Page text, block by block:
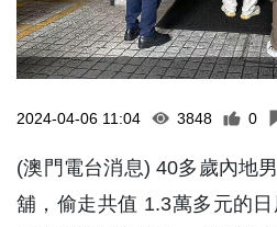
2024-04-06 11:04 3848 0
(澳門電台消息) 40多歲內地
舖，偷走共值 1.3萬多元的